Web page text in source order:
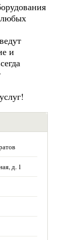
любых
и
д. 1